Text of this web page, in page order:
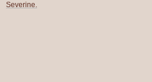
Severine.